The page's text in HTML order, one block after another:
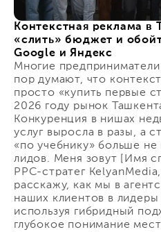
Контекстная реклама в
«слить» бюджет и
Google и Яндекс
Многие
пор думают, что
просто «купить первые
2026 году рынок
Конкуренция в нишах
услуг выросла в разы, а
«по учебнику» больше
лидов. Меня зовут [Имя
PPC-стратег
расскажу, как мы в
наших клиентов в лидеры
используя гибридный
глубокое понимание